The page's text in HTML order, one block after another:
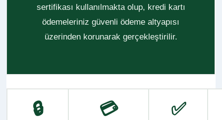
sertifikası kullanılmakta olup, kredi kartı
ödemeleriniz güvenli ödeme altyapısı
üzerinden korunarak gerçekleştirilir.
🔒 💳 ✅